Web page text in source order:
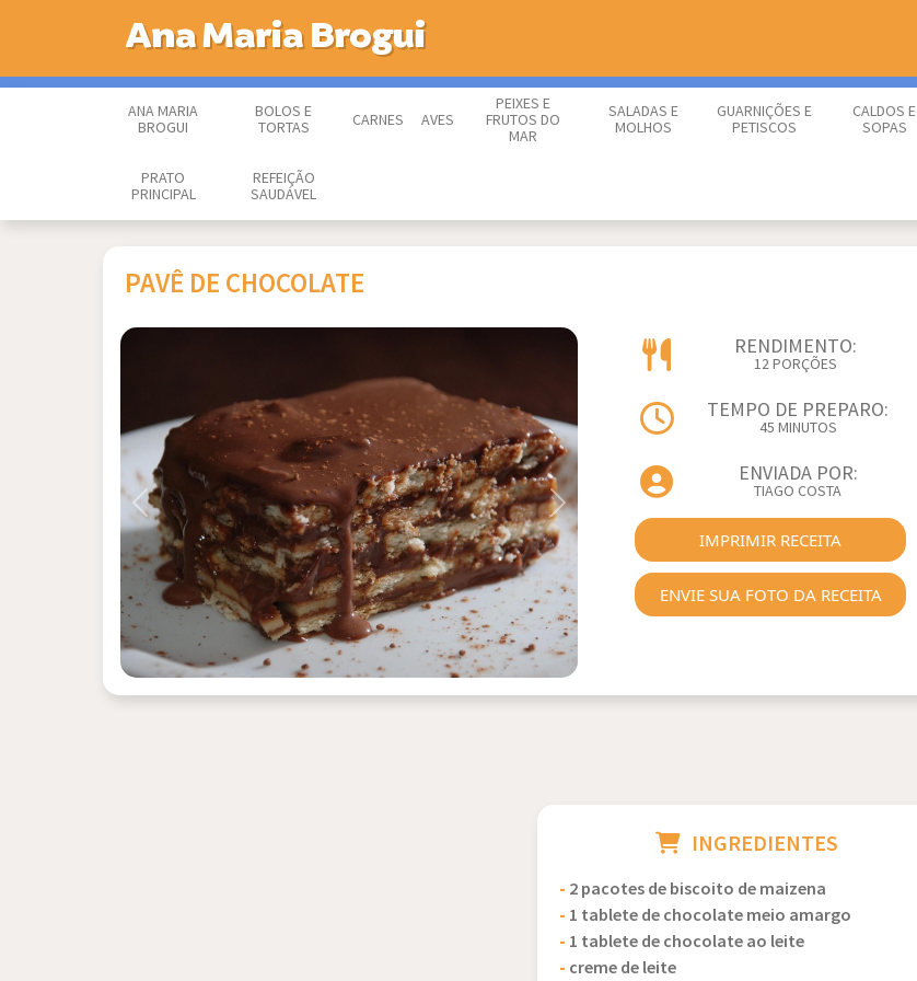
Ana Maria Brogui
ANA MARIA
BROGUI
BOLOS E
TORTAS
CARNES AVES
PEIXES E
FRUTOS DO
MAR
SALADAS E
MOLHOS
GUARNIÇÕES E
PETISCOS
CALDOS E
SOPAS
PRATO
PRINCIPAL
REFEIÇÃO
SAUDÁVEL
PAVÊ DE CHOCOLATE
Previous Next
RENDIMENTO:
12 PORÇÕES
TEMPO DE PREPARO:
45 MINUTOS
ENVIADA POR:
TIAGO COSTA
IMPRIMIR RECEITA
ENVIE SUA FOTO DA RECEITA
INGREDIENTES
- 2 pacotes de biscoito de maizena
- 1 tablete de chocolate meio amargo
- 1 tablete de chocolate ao leite
- creme de leite